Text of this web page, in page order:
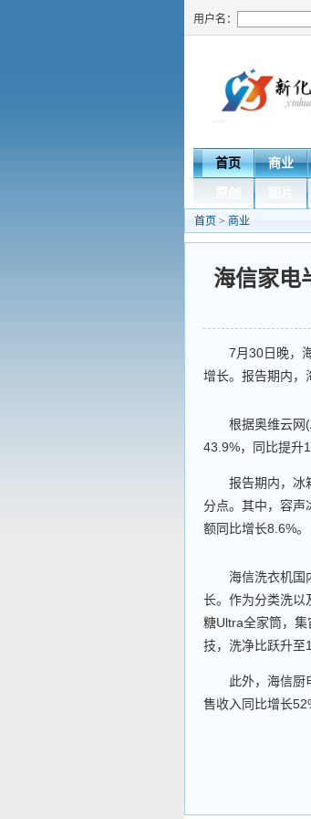
用户名：
首页 商业
原创 图片
首页 > 商业
海信家电
7月30日晚，海
增长。报告期内，
根据奥维云网
43.9%，同比提升
报告期内，冰箱
分点。其中，容声
额同比增长8.6%。
海信洗衣机国内
长。作为分类洗
糖Ultra全家筒，
技，洗净比跃升至
此外，海信厨电
售收入同比增长